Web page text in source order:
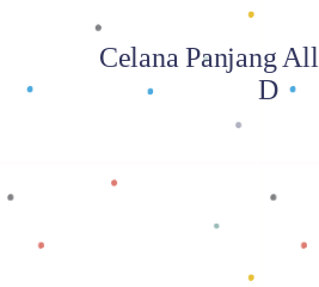
Celana Panjang
D